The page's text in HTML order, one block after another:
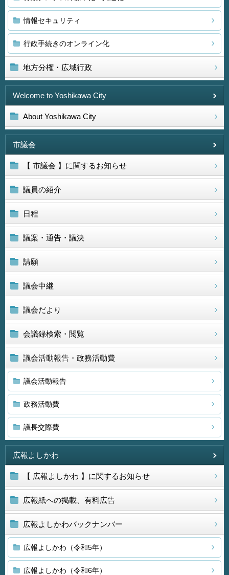
情報セキュリティ
行政手続きのオンライン化
地方分権・広域行政
Welcome to Yoshikawa City
About Yoshikawa City
市議会
【 市議会 】に関するお知らせ
議員の紹介
日程
議案・通告・議決
請願
議会中継
議会だより
会議録検索・閲覧
議会活動報告・政務活動費
議会活動報告
政務活動費
議長交際費
広報よしかわ
【 広報よしかわ 】に関するお知らせ
広報紙への掲載、有料広告
広報よしかわバックナンバー
広報よしかわ（令和5年）
広報よしかわ（令和6年）